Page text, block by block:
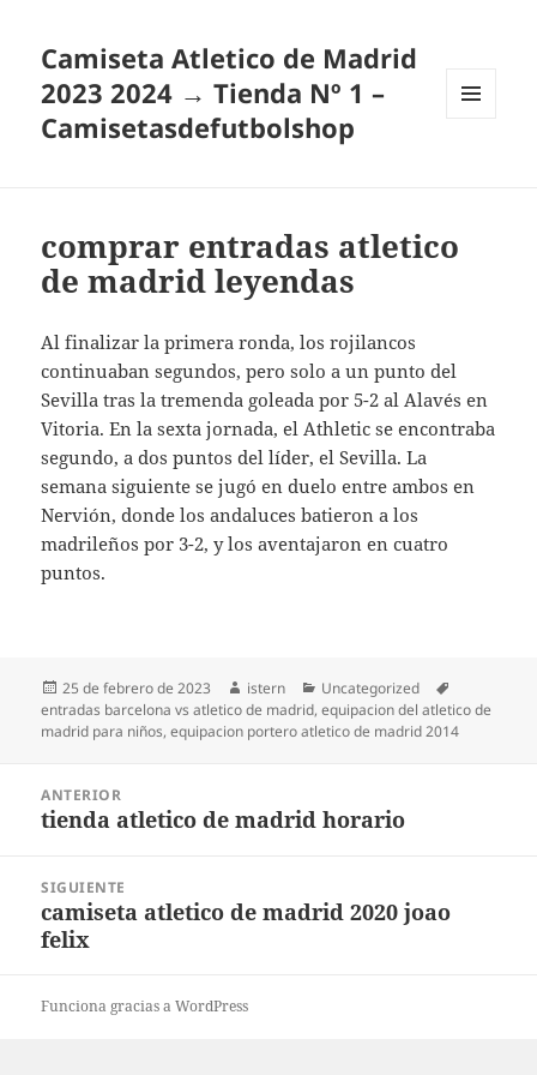
Camiseta Atletico de Madrid
2023 2024 → Tienda Nº 1 –
Camisetasdefutbolshop
comprar entradas atletico
de madrid leyendas
Al finalizar la primera ronda, los rojilancos
continuaban segundos, pero solo a un punto del
Sevilla tras la tremenda goleada por 5-2 al Alavés en
Vitoria. En la sexta jornada, el Athletic se encontraba
segundo, a dos puntos del líder, el Sevilla. La
semana siguiente se jugó en duelo entre ambos en
Nervión, donde los andaluces batieron a los
madrileños por 3-2, y los aventajaron en cuatro
puntos.
Publicado
el
25 de febrero de 2023 Autor
istern Categorías
Uncategorized
entradas barcelona vs atletico de madrid,equipacion del atletico de
madrid para niños,equipacion portero atletico de madrid 2014
entradas
ANTERIOR
Entrada
tienda atletico de madrid horario
SIGUIENTE
Entrada
siguiente:
camiseta atletico de madrid 2020 joao
felix
Funciona gracias a WordPress